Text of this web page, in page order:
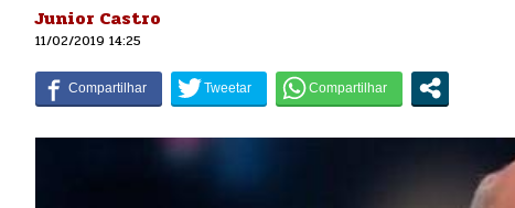
Junior Castro
11/02/2019 14:25